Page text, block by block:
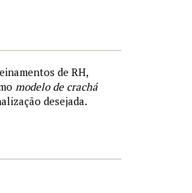
de RH,
modelo de crachá
desejada.